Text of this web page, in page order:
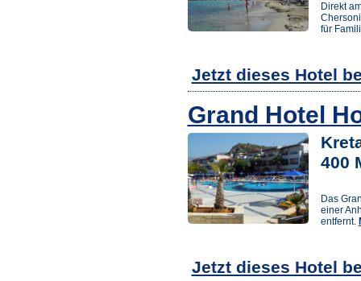
Direkt
für
Jetzt dieses Hotel
Grand Hotel
400
Das
einer
entfernt.
Jetzt dieses Hotel